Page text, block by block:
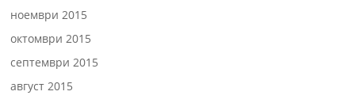
ноември 2015
октомври 2015
септември 2015
август 2015